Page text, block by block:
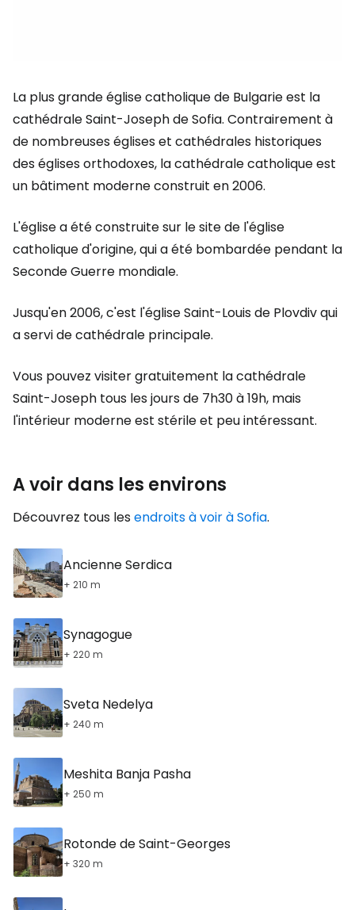
La plus grande église catholique de Bulgarie est la
cathédrale Saint-Joseph de Sofia. Contrairement à
de nombreuses églises et cathédrales historiques
des églises orthodoxes, la cathédrale catholique est
un bâtiment moderne construit en 2006.
L'église a été construite sur le site de l'église
catholique d'origine, qui a été bombardée pendant la
Seconde Guerre mondiale.
Jusqu'en 2006, c'est l'église Saint-Louis de Plovdiv qui
a servi de cathédrale principale.
Vous pouvez visiter gratuitement la cathédrale
Saint-Joseph tous les jours de 7h30 à 19h, mais
l'intérieur moderne est stérile et peu intéressant.
A voir dans les environs
Découvrez tous lesendroits à voir à Sofia.
Ancienne Serdica
+ 210 m
Synagogue
+ 220 m
Sveta Nedelya
+ 240 m
Meshita Banja Pasha
+ 250 m
Rotonde de Saint-Georges
+ 320 m